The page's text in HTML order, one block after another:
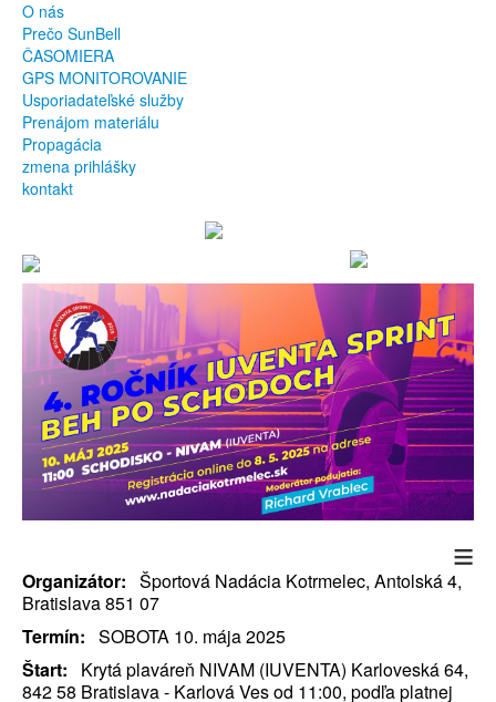
O nás
Prečo SunBell
ČASOMIERA
GPS MONITOROVANIE
Usporiadateľské služby
Prenájom materiálu
Propagácia
zmena prihlášky
kontakt
≡
Organizátor: Športová Nadácia Kotrmelec, Antolská 4,
Bratislava 851 07
Termín: SOBOTA 10. mája 2025
Štart: Krytá plaváreň NIVAM (IUVENTA) Karloveská 64,
842 58 Bratislava - Karlová Ves od 11:00, podľa platnej